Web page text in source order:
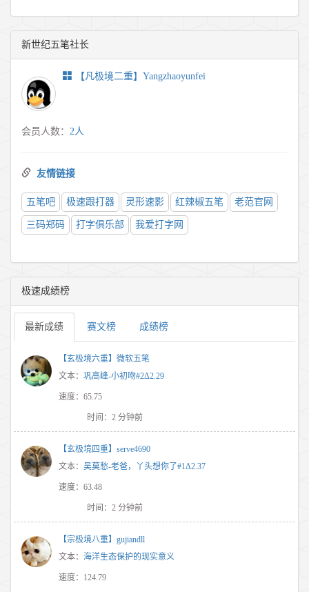
新世纪五笔社长
【凡极境二重】Yangzhaoyunfei
会员人数： 2人
友情链接
五笔吧 极速跟打器 灵形速影 红辣椒五笔 老范官网
三码郑码 打字俱乐部 我爱打字网
极速成绩榜
最新成绩 赛文榜 成绩榜
【玄极境六重】微软五笔
文本： 巩高峰-小初吻#2Δ2.29
速度：65.75
时间：2 分钟前
【玄极境四重】serve4690
文本： 吴莫愁-老爸，丫头想你了#1Δ2.37
速度：63.48
时间：2 分钟前
【宗极境八重】gujiandll
文本： 海洋生态保护的现实意义
速度：124.79